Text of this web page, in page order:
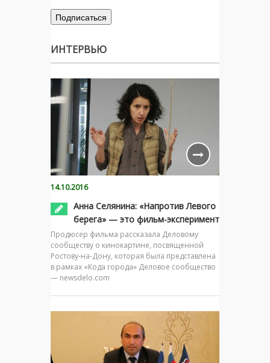
ИНТЕРВЬЮ
14.10.2016
Анна Селянина: «Напротив Левого
берега» — это фильм-эксперимент
Продюсер фильма рассказала Деловому
сообществу о кинокартине, посвященной
Ростову-на-Дону, которая была представлена
в рамках «Кода города» Деловое сообщество
— newsdelo.com